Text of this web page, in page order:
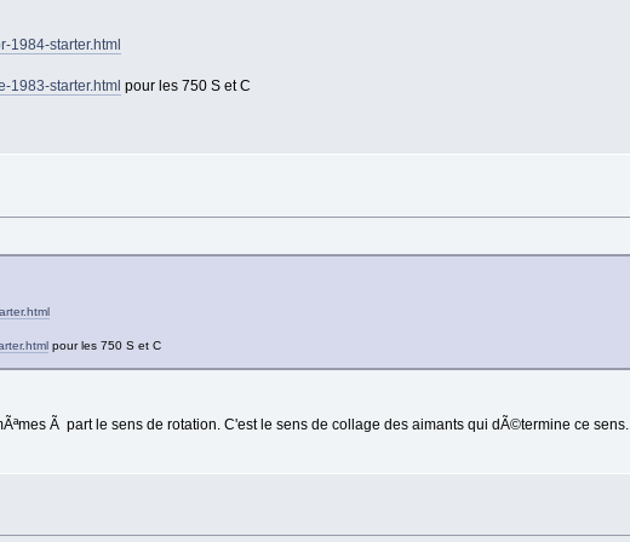
1984-starter.html
1983-starter.html pour les 750 S et C
pour les 750 S et C
Ã part le sens de rotation. C'est le sens de collage des aimants qui dÃ©termine ce sens.